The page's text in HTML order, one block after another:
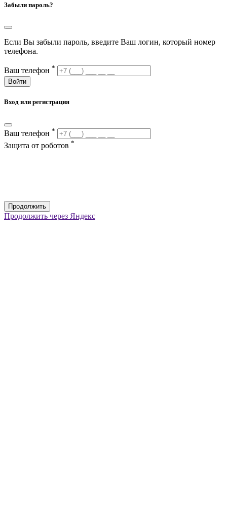
Забыли пароль?
Если Вы забыли пароль, введите Ваш логин, который номер
телефона.
Ваш телефон *
Войти
Вход или регистрация
Ваш телефон *
Защита от роботов *
Продолжить
Продолжить через Яндекс